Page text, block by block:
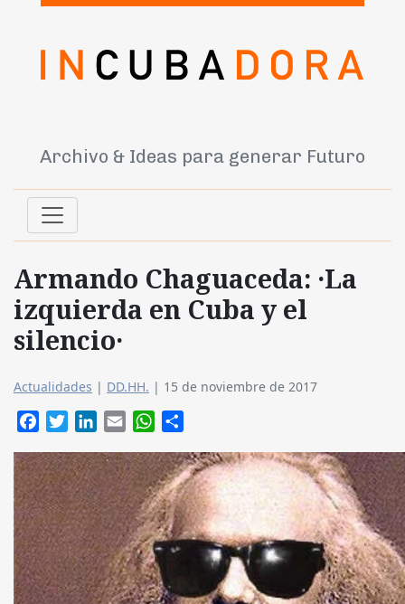
Archivo & Ideas para generar Futuro
Armando Chaguaceda: ·La
izquierda en Cuba y el
silencio·
Actualidades | DD.HH. | 15 de noviembre de 2017
FacebookTwitterLinkedIn
Email WhatsApp